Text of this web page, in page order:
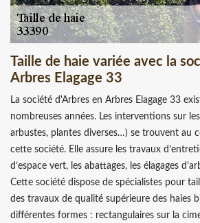
Taille de haie variée avec la
Arbres Elagage 33
La société d'Arbres en Arbres Elagage 33
nombreuses années. Les interventions sur
arbustes, plantes diverses…) se trouvent au
cette société. Elle assure les travaux
d’espace vert, les abattages, les élagages
Cette société dispose de spécialistes pour
des travaux de qualité supérieure des haies
différentes formes : rectangulaires sur la